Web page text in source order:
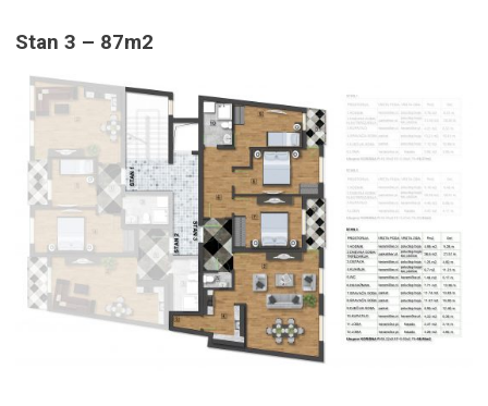
Stan 3 – 87m2